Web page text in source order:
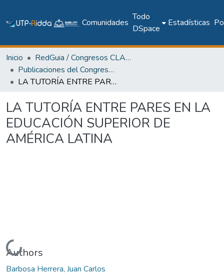
Comunidades
Todo
DSpace
Estadísticas
Inicio
RedGuia / Congresos CLABES
Publicaciones del Congreso Internacional CLABES
LA TUTORÍA ENTRE PARES EN LA EDUCACIÓN SUPERIOR DE AMÉRICA LATINA
LA TUTORÍA ENTRE PARES EN LA
EDUCACIÓN SUPERIOR DE
AMÉRICA LATINA
Cargando...
Authors
Barbosa Herrera, Juan Carlos